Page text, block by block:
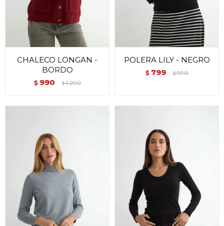
CHALECO LONGAN -
BORDO
$ 990 $ 1.290
POLERA LILY - NEGRO
$ 799 $ 990